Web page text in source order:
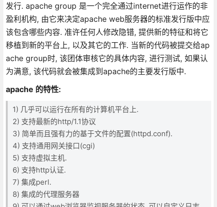
发行. apache group 是一个完全通过internet进行运作的非
盈利机构, 由它来决定apache web服务器的标准发行版中应
该包含哪些内容. 准许任何人修改隐错, 提供新的特征和将它
移植到新的平台上, 以及其它的工作. 当新的代码被提交给ap
ache group时, 该团体审核它的具体内容, 进行测试, 如果认
为满意, 该代码就会被集成到apache的主要发行版中.
apache 的特性:
1) 几乎可以运行在所有的计算机平台上.
2) 支持最新的http/1.1协议
3) 简单而且强有力的基于文件的配置(httpd.conf).
4) 支持通用网关接口(cgi)
5) 支持虚拟主机.
6) 支持http认证.
7) 集成perl.
8) 集成的代理服务器